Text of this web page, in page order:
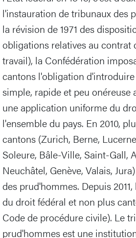
l'instauration de tribunaux des
la révision de 1971 des
obligations relatives au contrat
travail), la Confédération
cantons l'obligation
simple, rapide et peu onéreuse
une application uniforme du
l'ensemble du pays. En 2010,
cantons (Zurich, Berne,
Soleure, Bâle-Ville, Saint-Gall,
Neuchâtel, Genève, Valais,
des prud'hommes. Depuis
du droit fédéral et non plus
Code de procédure civile). Le
prud'hommes est une